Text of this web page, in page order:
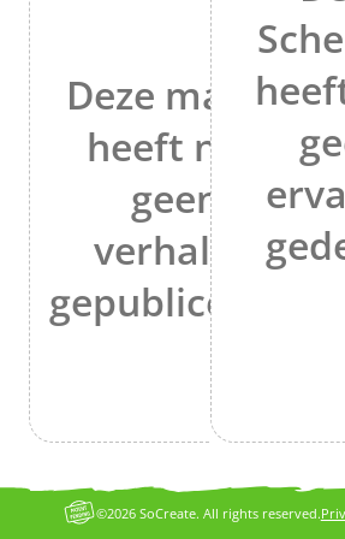
Deze maker
heeft nog
geen
verhalen
gepubliceerd.
©2026 SoCreate. All rights reserved.